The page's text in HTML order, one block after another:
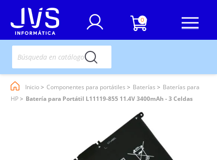
0
Inicio Componentes para portátiles Baterías
Baterías para
HP
Batería para Portátil L11119-855 11.4V 3400mAh - 3 Celdas